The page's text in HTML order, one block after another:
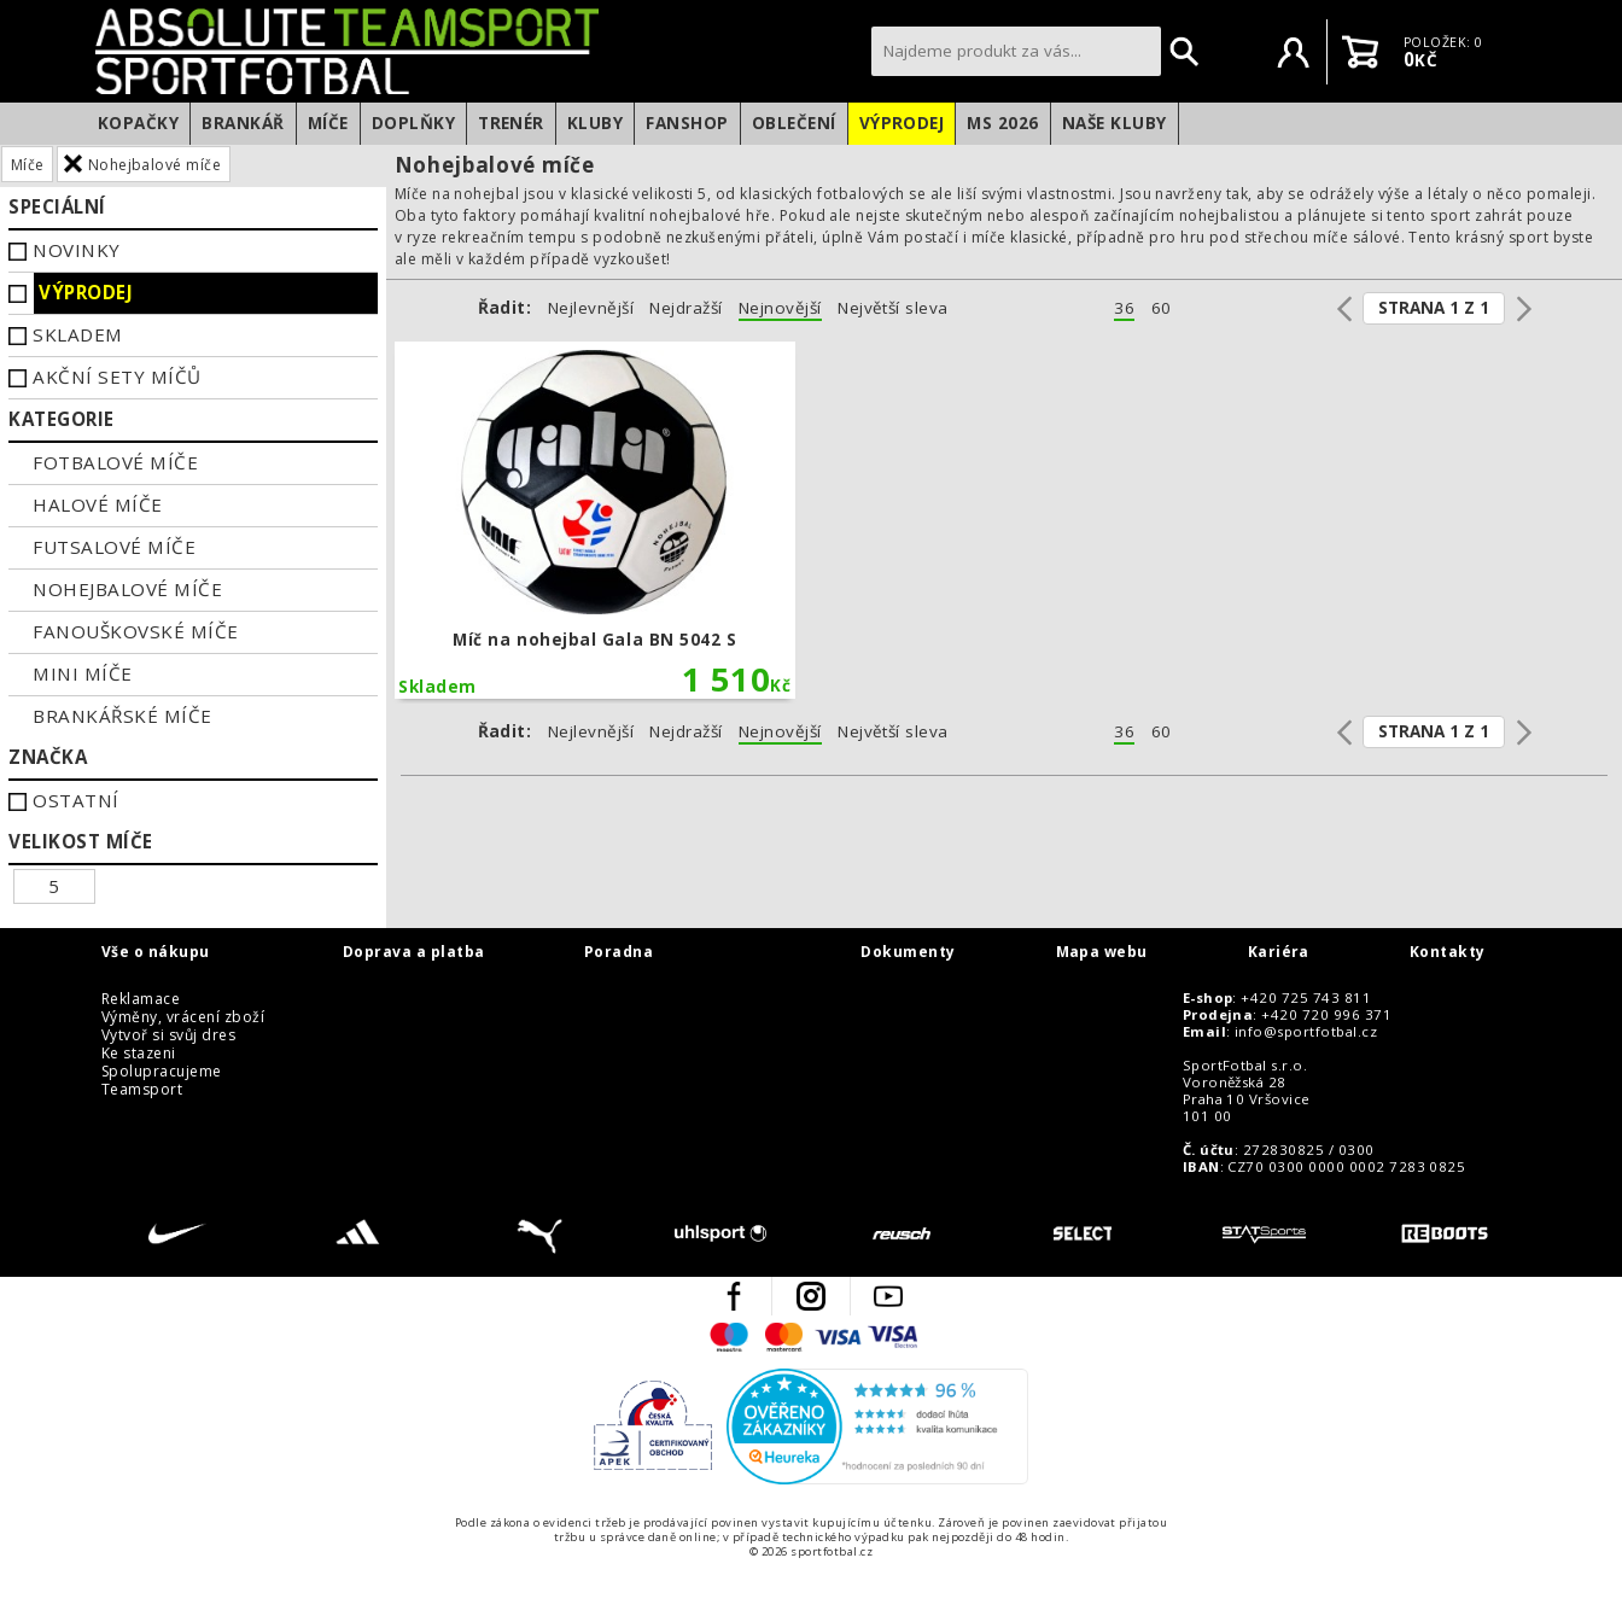
Uživatelský účet
KošíkPOLOŽEK: 0
0KČ
KOPAČKY BRANKÁŘ MÍČE DOPLŇKY TRENÉR KLUBY FANSHOP OBLEČENÍ VÝPRODEJ MS 2026 NAŠE KLUBY
Míče Nohejbalové míče
SPECIÁLNÍ
NOVINKY
VÝPRODEJ
SKLADEM
AKČNÍ SETY MÍČŮ
KATEGORIE
FOTBALOVÉ MÍČE
HALOVÉ MÍČE
FUTSALOVÉ MÍČE
NOHEJBALOVÉ MÍČE
FANOUŠKOVSKÉ MÍČE
MINI MÍČE
BRANKÁŘSKÉ MÍČE
ZNAČKA
OSTATNÍ
VELIKOST MÍČE
5
Nohejbalové míče
Míče na nohejbal jsou v klasické velikosti 5, od klasických fotbalových se ale liší svými vlastnostmi. Jsou navrženy tak, aby se odrážely výše a létaly o něco pomaleji.
Oba tyto faktory pomáhají kvalitní nohejbalové hře. Pokud ale nejste skutečným nebo alespoň začínajícím nohejbalistou a plánujete si tento sport zahrát pouze
v ryze rekreačním tempu s podobně nezkušenými přáteli, úplně Vám postačí i míče klasické, případně pro hru pod střechou míče sálové. Tento krásný sport byste
ale měli v každém případě vyzkoušet!
Řadit: Nejlevnější Nejdražší Nejnovější Největší sleva 36 60 STRANA 1 Z 1
Míč na nohejbal Gala BN 5042 S
1 510Kč
Skladem
Řadit: Nejlevnější Nejdražší Nejnovější Největší sleva 36 60 STRANA 1 Z 1
Vše o nákupu Doprava a platba Poradna
Reklamace
Výměny, vrácení zboží
Vytvoř si svůj dres
Ke stazeni
Spolupracujeme
Teamsport
Dokumenty Mapa webu Kariéra Kontakty
E-shop: +420 725 743 811
Prodejna: +420 720 996 371
Email: info@sportfotbal.cz
SportFotbal s.r.o.
Voroněžská 28
Praha 10 Vršovice
101 00
Č. účtu : 272830825 / 0300
IBAN : CZ70 0300 0000 0002 7283 0825
Facebook Instagram
MaestroMastercard
Visa
Česká kvalita
Podle zákona o evidenci tržeb je prodávající povinen vystavit kupujícímu účtenku. Zároveň je povinen zaevidovat přijatou
tržbu u správce daně online; v případě technického výpadku pak nejpozději do 48 hodin.
© 2026 sportfotbal.cz